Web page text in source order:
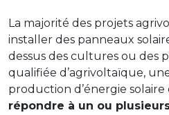
La majorité des projets
installer des panneaux
dessus des cultures ou des
qualifiée d’agrivoltaïque,
production d’énergie solaire
répondre à un ou